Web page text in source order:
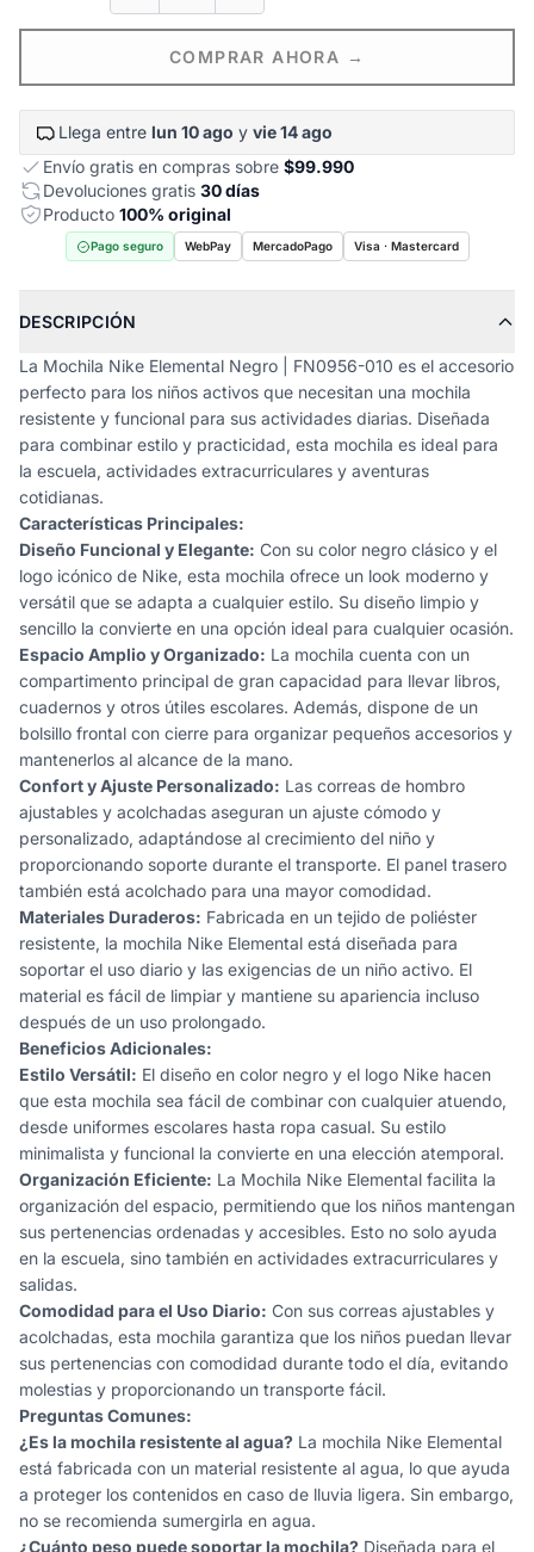
COMPRAR AHORA →
Llega entre lun 10 ago y vie 14 ago
Envío gratis en compras sobre $99.990
Devoluciones gratis 30 días
Producto 100% original
Pago seguro WebPay MercadoPago Visa · Mastercard
DESCRIPCIÓN
La Mochila Nike Elemental Negro | FN0956-010 es el accesorio
perfecto para los niños activos que necesitan una mochila
resistente y funcional para sus actividades diarias. Diseñada
para combinar estilo y practicidad, esta mochila es ideal para
la escuela, actividades extracurriculares y aventuras
cotidianas.
Características Principales:
Diseño Funcional y Elegante: Con su color negro clásico y el
logo icónico de Nike, esta mochila ofrece un look moderno y
versátil que se adapta a cualquier estilo. Su diseño limpio y
sencillo la convierte en una opción ideal para cualquier ocasión.
Espacio Amplio y Organizado: La mochila cuenta con un
compartimento principal de gran capacidad para llevar libros,
cuadernos y otros útiles escolares. Además, dispone de un
bolsillo frontal con cierre para organizar pequeños accesorios y
mantenerlos al alcance de la mano.
Confort y Ajuste Personalizado: Las correas de hombro
ajustables y acolchadas aseguran un ajuste cómodo y
personalizado, adaptándose al crecimiento del niño y
proporcionando soporte durante el transporte. El panel trasero
también está acolchado para una mayor comodidad.
Materiales Duraderos: Fabricada en un tejido de poliéster
resistente, la mochila Nike Elemental está diseñada para
soportar el uso diario y las exigencias de un niño activo. El
material es fácil de limpiar y mantiene su apariencia incluso
después de un uso prolongado.
Beneficios Adicionales:
Estilo Versátil: El diseño en color negro y el logo Nike hacen
que esta mochila sea fácil de combinar con cualquier atuendo,
desde uniformes escolares hasta ropa casual. Su estilo
minimalista y funcional la convierte en una elección atemporal.
Organización Eficiente: La Mochila Nike Elemental facilita la
organización del espacio, permitiendo que los niños mantengan
sus pertenencias ordenadas y accesibles. Esto no solo ayuda
en la escuela, sino también en actividades extracurriculares y
salidas.
Comodidad para el Uso Diario: Con sus correas ajustables y
acolchadas, esta mochila garantiza que los niños puedan llevar
sus pertenencias con comodidad durante todo el día, evitando
molestias y proporcionando un transporte fácil.
Preguntas Comunes:
¿Es la mochila resistente al agua? La mochila Nike Elemental
está fabricada con un material resistente al agua, lo que ayuda
a proteger los contenidos en caso de lluvia ligera. Sin embargo,
no se recomienda sumergirla en agua.
¿Cuánto peso puede soportar la mochila? Diseñada para el